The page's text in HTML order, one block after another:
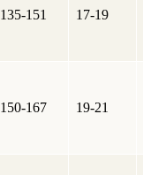
135-151 17-19
150-167 19-21